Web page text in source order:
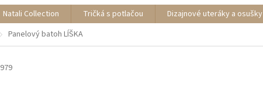
Natali Collection Tričká s potlačou Dizajnové uteráky a osušky
Panelový batoh LÍŠKA
979